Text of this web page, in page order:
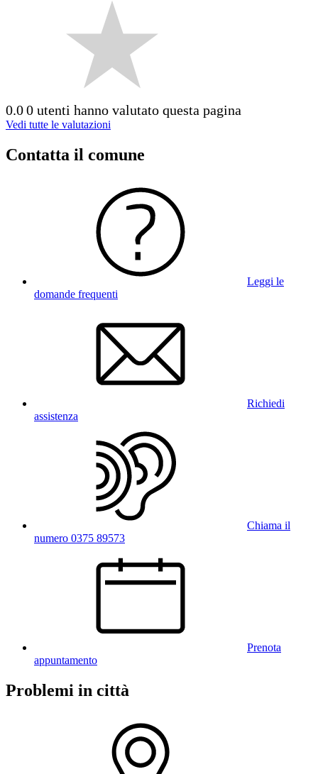
0.00 utenti hanno valutato questa pagina
Vedi tutte le valutazioni
Contatta il comune
Leggi le
domande frequenti
Richiedi
assistenza
Chiama il
numero 0375 89573
Prenota
appuntamento
Problemi in città